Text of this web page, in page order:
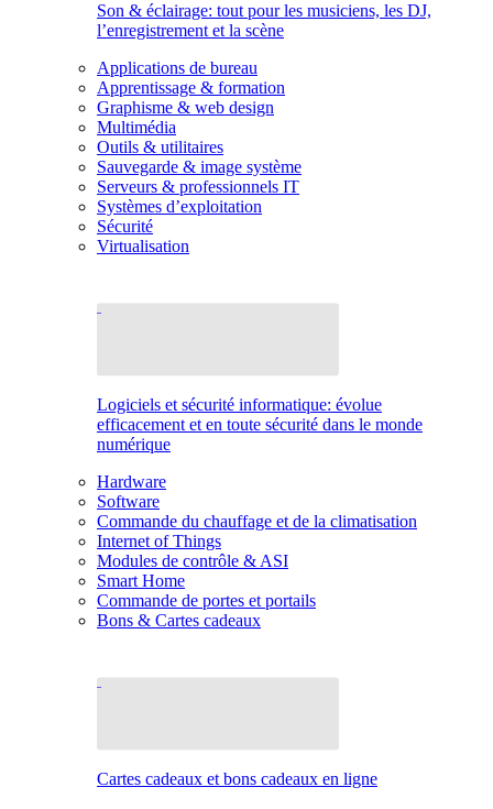
Son & éclairage: tout pour les musiciens, les DJ,
l’enregistrement et la scène
Applications de bureau
Apprentissage & formation
Graphisme & web design
Multimédia
Outils & utilitaires
Sauvegarde & image système
Serveurs & professionnels IT
Systèmes d’exploitation
Sécurité
Virtualisation
Logiciels et sécurité informatique: évolue
efficacement et en toute sécurité dans le monde
numérique
Hardware
Software
Commande du chauffage et de la climatisation
Internet of Things
Modules de contrôle & ASI
Smart Home
Commande de portes et portails
Bons & Cartes cadeaux
Cartes cadeaux et bons cadeaux en ligne